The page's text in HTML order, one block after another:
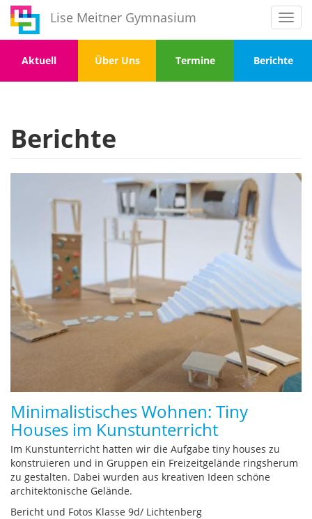
Direkt
zum
Inhalt
Lise Meitner Gymnasium
Menu
1
Aktuell
Menu
2
Über Uns
Menu
3
Termine
Menu
4
Berichte
Berichte
Minimalistisches Wohnen: Tiny
Houses im Kunstunterricht
Im Kunstunterricht hatten wir die Aufgabe tiny houses zu
konstruieren und in Gruppen ein Freizeitgelände ringsherum
zu gestalten. Dabei wurden aus kreativen Ideen schöne
architektonische Gelände.
Bericht und Fotos Klasse 9d/ Lichtenberg